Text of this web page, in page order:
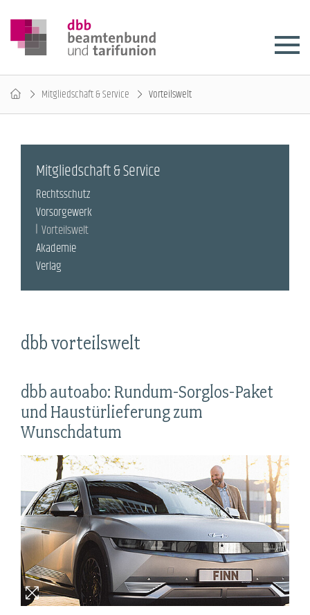
Mitgliedschaft & Service Vorteilswelt
dbb vorteilswelt
dbb autoabo: Rundum-Sorglos-Paket
und Haustürlieferung zum
Wunschdatum
Mitgliedschaft & Service
Rechtsschutz
Vorsorgewerk
Vorteilswelt
Akademie
Verlag